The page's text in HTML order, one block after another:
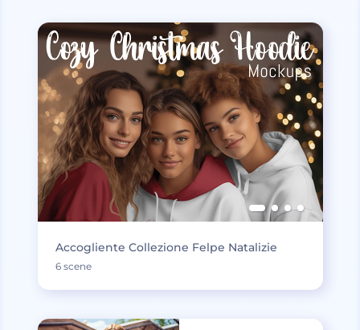
Accogliente Collezione Felpe Natalizie
6 scene